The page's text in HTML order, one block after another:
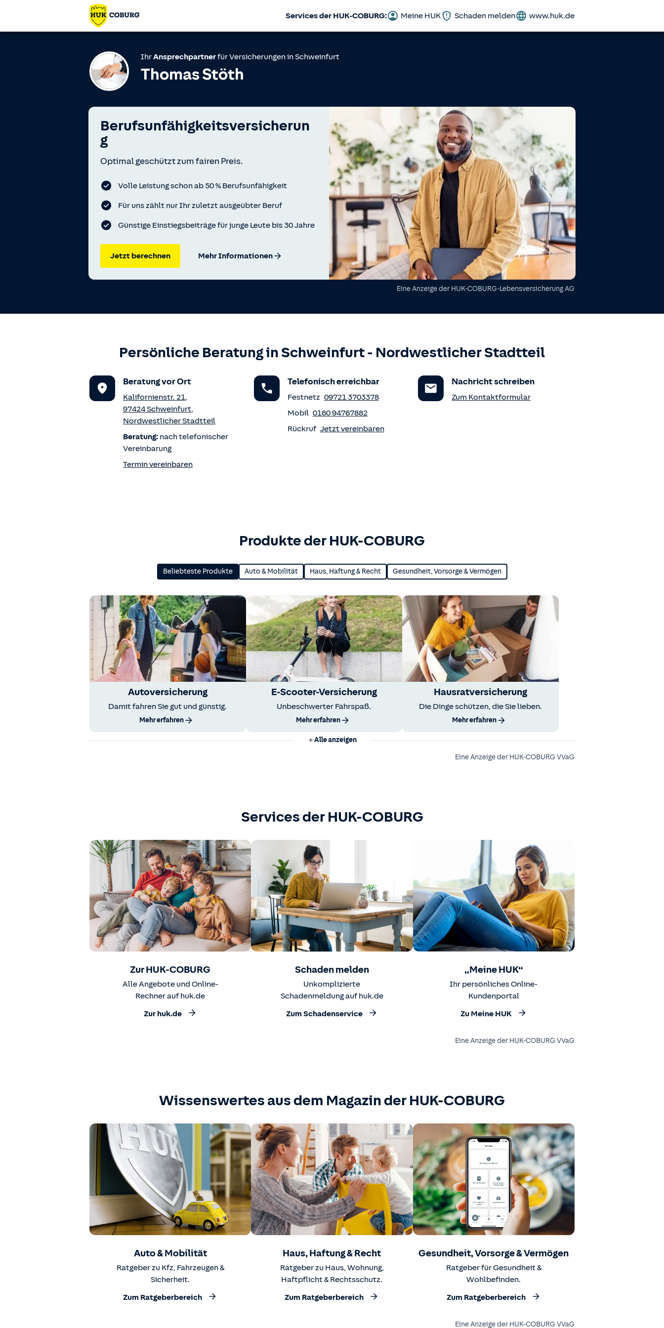
Services der HUK-COBURG: Meine HUK Schaden melden www.huk.de
IhrAnsprechpartnerfür Versicherungen inSchweinfurt
Thomas Stöth
Berufsunfähigkeitsversicherun
g
Optimal geschützt zum fairen Preis.
Volle Leistung schon ab 50 % Berufsunfähigkeit
Für uns zählt nur Ihr zuletzt ausgeübter Beruf
Günstige Einstiegsbeiträge für junge Leute bis 30 Jahre
Jetzt berechnen Mehr Informationen
Eine Anzeige der HUK-COBURG-Lebensversicherung AG
Persönliche Beratung in Schweinfurt- Nordwestlicher Stadtteil
Beratung vor Ort
Kalifornienstr. 21,
97424Schweinfurt,
Nordwestlicher Stadtteil
Beratung: nach telefonischer
Vereinbarung
Termin vereinbaren
Telefonisch erreichbar
Festnetz 09721 3703378
Mobil 0160 94767882
Rückruf Jetzt vereinbaren
Nachricht schreiben
Zum Kontaktformular
Produkte der HUK-COBURG
Beliebteste Produkte Auto & Mobilität Haus, Haftung & Recht Gesundheit, Vorsorge & Vermögen
Autoversicherung
Damit fahren Sie gut und günstig.
Mehr erfahren
E-Scooter-Versicherung
Unbeschwerter Fahrspaß.
Mehr erfahren
Hausratversicherung
Die Dinge schützen, die Sie lieben.
Mehr erfahren
Alle anzeigen
Eine Anzeige der HUK-COBURG VVaG
Services der HUK-COBURG
Zur HUK-COBURG
Alle Angebote und Online-
Rechner auf huk.de
Zur huk.de
Schaden melden
Unkomplizierte
Schadenmeldung auf huk.de
Zum Schadenservice
„Meine HUK“
Ihr persönliches Online-
Kundenportal
Zu Meine HUK
Eine Anzeige der HUK-COBURG VVaG
Wissenswertes aus dem Magazin der HUK-COBURG
Auto & Mobilität
Ratgeber zu Kfz, Fahrzeugen &
Sicherheit.
Zum Ratgeberbereich
Haus, Haftung & Recht
Ratgeber zu Haus, Wohnung,
Haftpflicht & Rechtsschutz.
Zum Ratgeberbereich
Gesundheit, Vorsorge & Vermögen
Ratgeber für Gesundheit &
Wohlbefinden.
Zum Ratgeberbereich
Eine Anzeige der HUK-COBURG VVaG